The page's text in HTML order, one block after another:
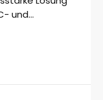
und...